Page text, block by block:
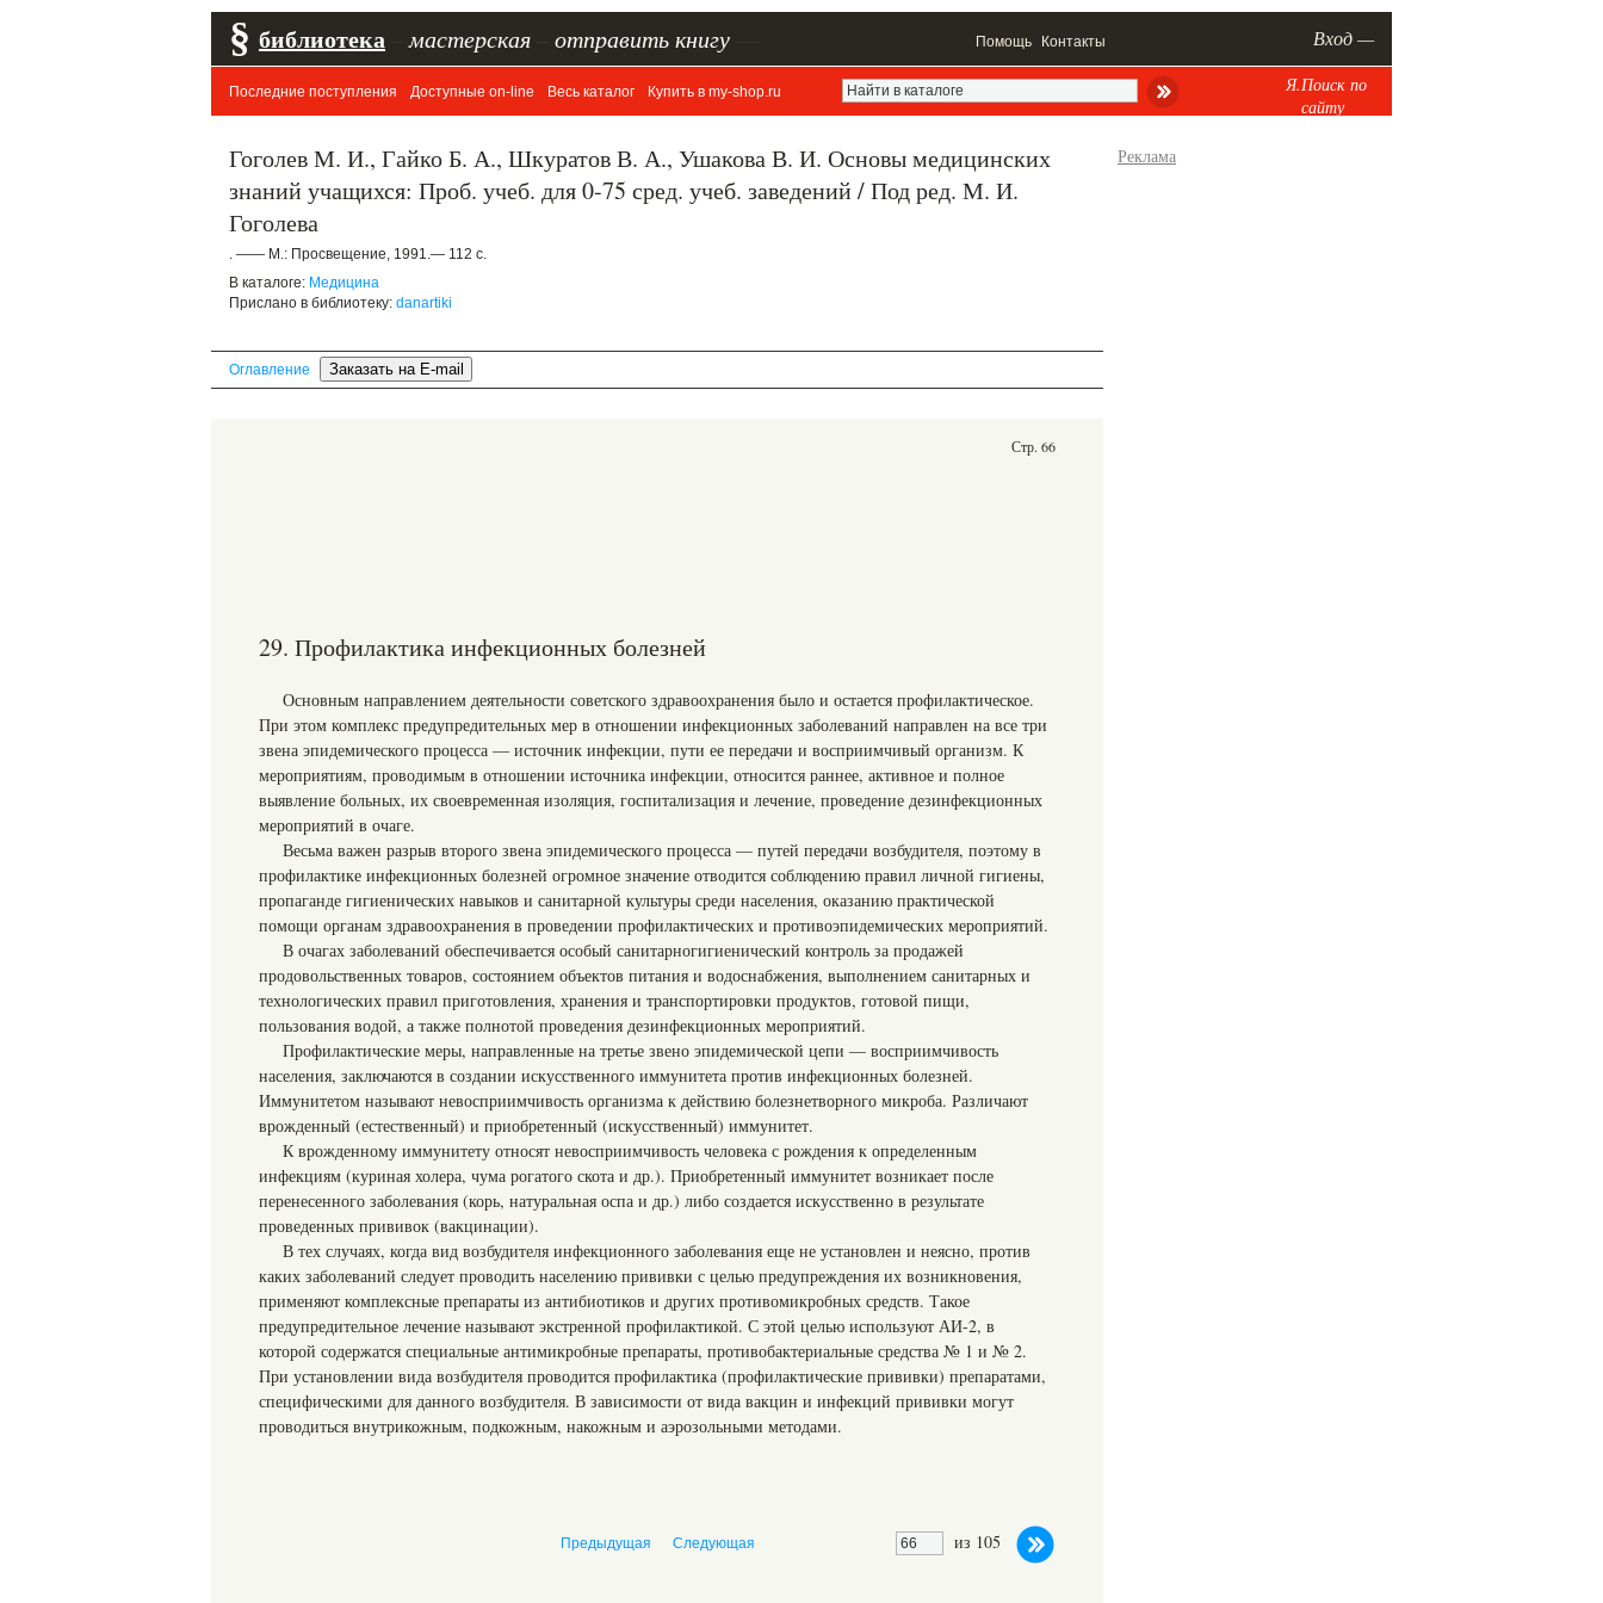
§ библиотека мастерская отправить книгу Помощь Контакты Вход —
Последние поступления Доступные on-line Весь каталог Купить в my-shop.ru
Я.Поиск по
сайту
Гоголев М. И., Гайко Б. А., Шкуратов В. А., Ушакова В. И. Основы медицинских
знаний учащихся: Проб. учеб. для 0-75 сред. учеб. заведений / Под ред. М. И.
Гоголева
. —— М.: Просвещение, 1991.— 112 с.
В каталоге: Медицина
Прислано в библиотеку: danartiki
Оглавление
Стр. 66
29. Профилактика инфекционных болезней
Основным направлением деятельности советского здравоохранения было и остается профилактическое.
При этом комплекс предупредительных мер в отношении инфекционных заболеваний направлен на все три
звена эпидемического процесса — источник инфекции, пути ее передачи и восприимчивый организм. К
мероприятиям, проводимым в отношении источника инфекции, относится раннее, активное и полное
выявление больных, их своевременная изоляция, госпитализация и лечение, проведение дезинфекционных
мероприятий в очаге.
Весьма важен разрыв второго звена эпидемического процесса — путей передачи возбудителя, поэтому в
профилактике инфекционных болезней огромное значение отводится соблюдению правил личной гигиены,
пропаганде гигиенических навыков и санитарной культуры среди населения, оказанию практической
помощи органам здравоохранения в проведении профилактических и противоэпидемических мероприятий.
В очагах заболеваний обеспечивается особый санитарногигиенический контроль за продажей
продовольственных товаров, состоянием объектов питания и водоснабжения, выполнением санитарных и
технологических правил приготовления, хранения и транспортировки продуктов, готовой пищи,
пользования водой, а также полнотой проведения дезинфекционных мероприятий.
Профилактические меры, направленные на третье звено эпидемической цепи — восприимчивость
населения, заключаются в создании искусственного иммунитета против инфекционных болезней.
Иммунитетом называют невосприимчивость организма к действию болезнетворного микроба. Различают
врожденный (естественный) и приобретенный (искусственный) иммунитет.
К врожденному иммунитету относят невосприимчивость человека с рождения к определенным
инфекциям (куриная холера, чума рогатого скота и др.). Приобретенный иммунитет возникает после
перенесенного заболевания (корь, натуральная оспа и др.) либо создается искусственно в результате
проведенных прививок (вакцинации).
В тех случаях, когда вид возбудителя инфекционного заболевания еще не установлен и неясно, против
каких заболеваний следует проводить населению прививки с целью предупреждения их возникновения,
применяют комплексные препараты из антибиотиков и других противомикробных средств. Такое
предупредительное лечение называют экстренной профилактикой. С этой целью используют АИ-2, в
которой содержатся специальные антимикробные препараты, противобактериальные средства № 1 и № 2.
При установлении вида возбудителя проводится профилактика (профилактические прививки) препаратами,
специфическими для данного возбудителя. В зависимости от вида вакцин и инфекций прививки могут
проводиться внутрикожным, подкожным, накожным и аэрозольными методами.
из 105
Предыдущая Следующая
Реклама